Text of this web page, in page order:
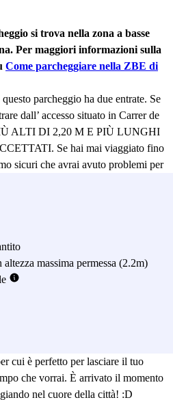
si trova nella zona a basse
Per maggiori informazioni sulla
Come parcheggiare nella ZBE di
parcheggio ha due entrate. Se
dall’ accesso situato in Carrer de
ALTI DI 2,20 M E PIÙ LUNGHI
Se hai mai viaggiato fino
sicuri che avrai avuto problemi per
nel centro di Barcellona senza
Familia, e detto sinceramente non
la tua visita a Barcellona! Attraversa i
uno dei monumenti più famosi
fare un giro sulla conosciuta
piedi dal parcheggio, e fare tappa
cui è perfetto per lasciare il tuo
che vorrai. È arrivato il momento
nel cuore della città! :D
massima permessa (2.2m)